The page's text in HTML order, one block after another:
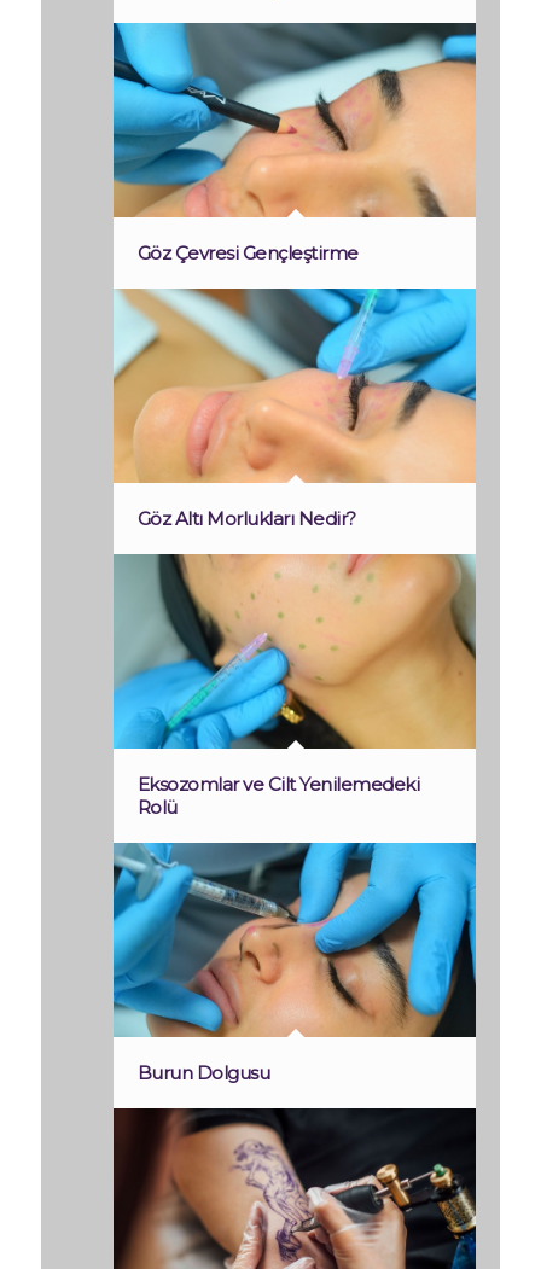
Göz Çevresi Gençleştirme
Göz Altı Morlukları Nedir?
Eksozomlar ve Cilt Yenilemedeki
Rolü
Burun Dolgusu